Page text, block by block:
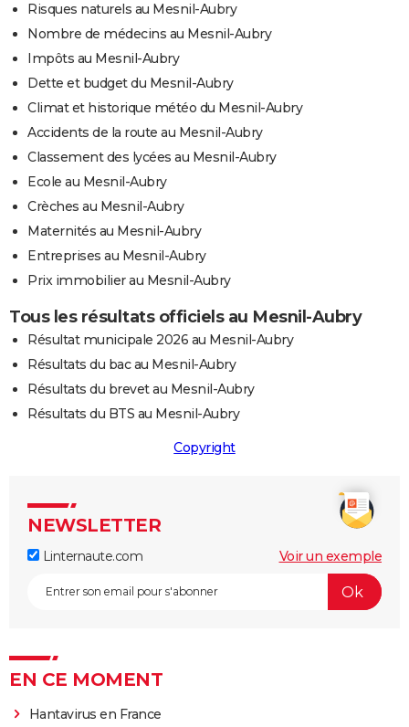
Risques naturels au Mesnil-Aubry
Nombre de médecins au Mesnil-Aubry
Impôts au Mesnil-Aubry
Dette et budget du Mesnil-Aubry
Climat et historique météo du Mesnil-Aubry
Accidents de la route au Mesnil-Aubry
Classement des lycées au Mesnil-Aubry
Ecole au Mesnil-Aubry
Crèches au Mesnil-Aubry
Maternités au Mesnil-Aubry
Entreprises au Mesnil-Aubry
Prix immobilier au Mesnil-Aubry
Tous les résultats officiels au Mesnil-Aubry
Résultat municipale 2026 au Mesnil-Aubry
Résultats du bac au Mesnil-Aubry
Résultats du brevet au Mesnil-Aubry
Résultats du BTS au Mesnil-Aubry
Copyright
NEWSLETTER
Linternaute.com Voir un exemple
EN CE MOMENT
Hantavirus en France